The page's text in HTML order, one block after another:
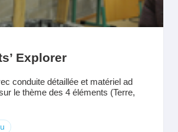
Explorer
conduite détaillée et matériel ad
le thème des 4 éléments (Terre,